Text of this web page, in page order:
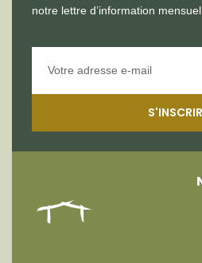
notre lettre d’information